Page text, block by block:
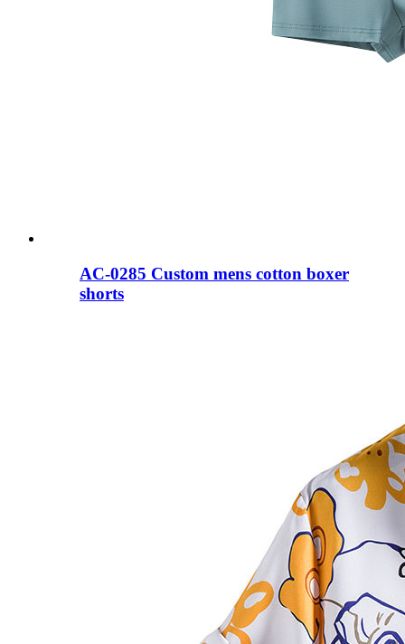
AC-0285 Custom mens cotton boxer
shorts